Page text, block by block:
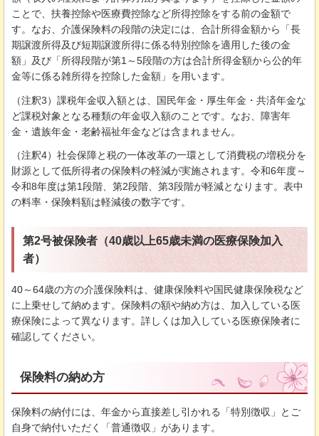
ことで、扶養控除や医療費控除など所得控除をする前の金額で
す。なお、介護保険料の段階の決定には、合計所得金額から「長
期譲渡所得及び短期譲渡所得に係る特別控除を適用した後の金
額」及び「所得段階が第1～5段階の方は合計所得金額から公的年
金等に係る雑所得を控除した金額」を用います。
（注釈3）課税年金収入額とは、国民年金・厚生年金・共済年金な
ど課税対象となる種類の年金収入額のことです。なお、障害年
金・遺族年金・老齢福祉年金などは含まれません。
（注釈4）社会保障と税の一体改革の一環として消費税の増税分を
財源として低所得者の保険料の軽減が実施されます。令和6年度～
令和8年度は第1段階、第2段階、第3段階が軽減となります。表中
の料率・保険料額は軽減後の数字です。
第2号被保険者（40歳以上65歳未満の医療保険加入
者）
40～64歳の方の介護保険料は、健康保険料や国民健康保険税など
に上乗せして納めます。保険料の額や納め方は、加入している医
療保険によって異なります。詳しくは加入している医療保険者に
確認してください。
保険料の納め方
保険料の納付には、年金から直接差し引かれる「特別徴収」とご
自身で納付いただく「普通徴収」があります。